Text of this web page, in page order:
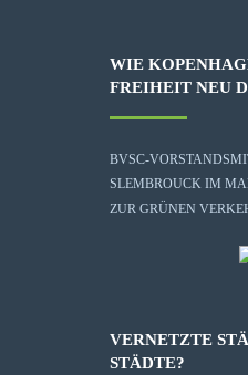
WIE
FREIHEIT NEU
BVSC-
SLEMBROUCK IM
ZUR GRÜNEN
VERNETZTE
STÄDTE?